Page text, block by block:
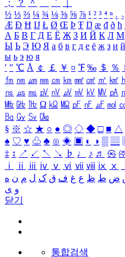
；
？ ＾ ｀
½ ⅓ ⅔ ¼ ¾ ⅛ ⅜ ⅝ ⅞ ¹ ² ³ ⁴ ⁿ ₁ ₂
Æ Ð Ħ Ĳ Ł Ø Œ Þ Ŧ Ŋ æ đ ð ħ
А Б В Г Д Е Ё Ж З И Й К Л М
Ы Ь Э Ю Я а б в г д е ё ж з и й
ы ь э ю я
′ ″ ℃ Å ￠ ￡ ￥ ¤ ℉ ‰ ＄ ％
㎙ ㎚ ㎛ ㎜ ㎝ ㎞ ㎟ ㎠ ㎡ ㎢
㎱ ㎲ ㎳ ㎴ ㎵ ㎶ ㎷ ㎸ ㎹ ㎀
㎒ ㎓ ㎔ Ω ㏀ ㏁ ㎊ ㎋ ㎌ ㏖
㏃ ㏉ ㏜ ㏆
§ ※ ☆ ★ ○ ● ◎ ◇ ◆ □ ■ △
♠ ♡ ♥ ♧ ♣ ⊙ ◈ ▣ ◐ ◑ ▒ ▤
‡ ↕ ↗ ↙ ↖ ↘ ♭ ♩ ♪ ♬ ㉿
ⅰ
ⅱ ⅲ ⅳ ⅴ ⅵ ⅶ ⅷ ⅸ ⅹ
ض ط ظ ع غ ف ق ک ل م ن ه
و ی
닫기
통합검색